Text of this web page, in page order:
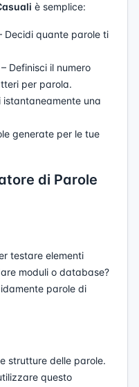
è semplice:
Decidi quante parole ti
– Definisci il numero
per parola.
istantaneamente una
generate per le tue
di Parole
testare elementi
moduli o database?
parole di
strutture delle parole.
questo